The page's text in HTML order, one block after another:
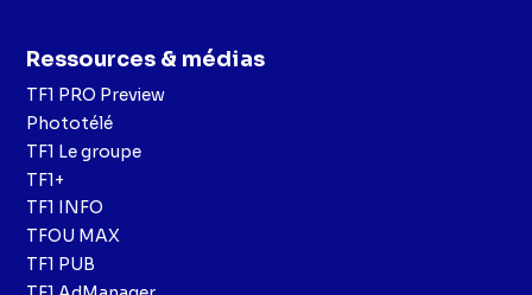
Ressources & médias
TF1 PRO Preview
Phototélé
TF1 Le groupe
TF1+
TF1 INFO
TFOU MAX
TF1 PUB